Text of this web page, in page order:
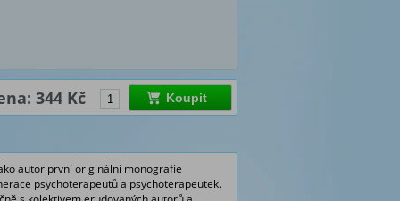
344 Kč Koupit
autor první originální monografie
psychoterapeutů a psychoterapeutek.